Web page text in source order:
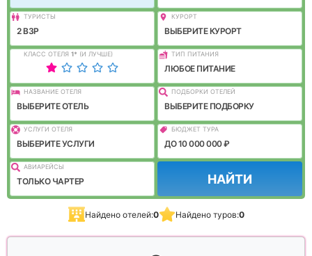
ТУРИСТЫ
2 ВЗР
КУРОРТ
ВЫБЕРИТЕ КУРОРТ
КЛАСС ОТЕЛЯ 1* (И ЛУЧШЕ) ТИП ПИТАНИЯ
ЛЮБОЕ ПИТАНИЕ
НАЗВАНИЕ ОТЕЛЯ
ВЫБЕРИТЕ ОТЕЛЬ
ПОДБОРКИ ОТЕЛЕЙ
ВЫБЕРИТЕ ПОДБОРКУ
УСЛУГИ ОТЕЛЯ
ВЫБЕРИТЕ УСЛУГИ
БЮДЖЕТ ТУРА
ДО 10 000 000 ₽
АВИАРЕЙСЫ
ТОЛЬКО ЧАРТЕР НАЙТИ
Найдено отелей:0 Найдено туров:0